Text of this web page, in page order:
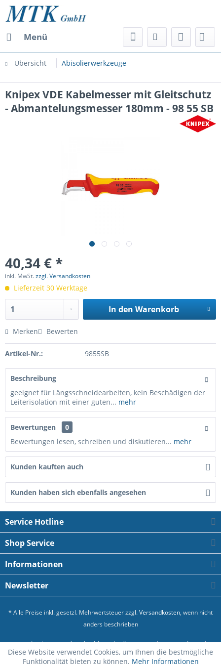
Menü
Übersicht Abisolierwerkzeuge
Knipex VDE Kabelmesser mit Gleitschutz
- Abmantelungsmesser 180mm - 98 55 SB
40,34 € *
inkl. MwSt.zzgl. Versandkosten
Lieferzeit 30 Werktage
In den Warenkorb
Merken Bewerten
Artikel-Nr.: 9855SB
Beschreibung
geeignet für Längsschneidearbeiten, kein Beschädigen der
Leiterisolation mit einer guten... mehr
Bewertungen
0
Bewertungen lesen, schreiben und diskutieren... mehr
Kunden kauften auch
Kunden haben sich ebenfalls angesehen
Service Hotline
Shop Service
Informationen
Newsletter
* Alle Preise inkl. gesetzl. Mehrwertsteuer zzgl.Versandkosten, wenn nicht
anders beschrieben
Kontakt Versand und Zahlungsbedingungen
Datenschutz
Allgemeine Geschäftsbedingungen
Impressum
Diese Website verwendet Cookies, um Ihnen die bestmögliche
Funktionalität bieten zu können. Mehr Informationen